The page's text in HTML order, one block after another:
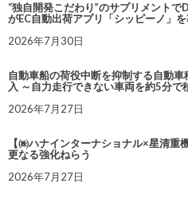
“独自開発こだわり”のサプリメントで
がEC自動出荷アプリ「シッピーノ」
2026年7月30日
自動車船の荷役中断を抑制する自動
入 ～自力走行できない車両を約5分で
2026年7月27日
【㈱ハナインターナショナル×星清
更なる強化ねらう
2026年7月27日